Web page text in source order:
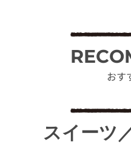
おす
スイーツ